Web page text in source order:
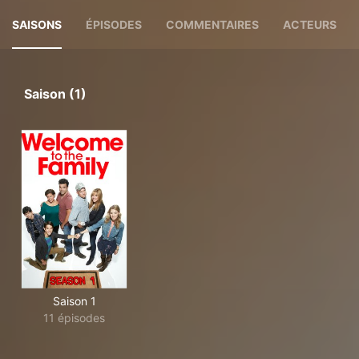
SAISONS ÉPISODES COMMENTAIRES ACTEURS
Saison (1)
Saison 1
11 épisodes